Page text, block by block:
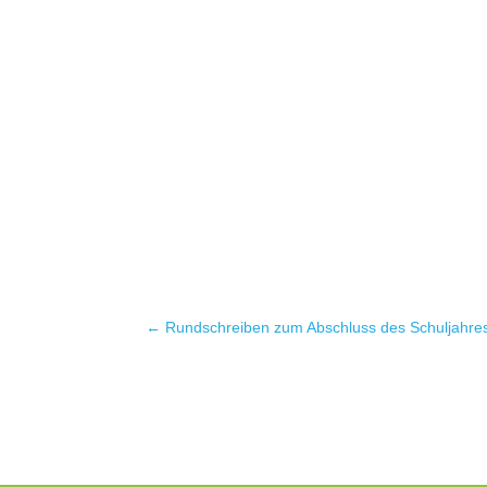
← Rundschreiben zum Abschluss des